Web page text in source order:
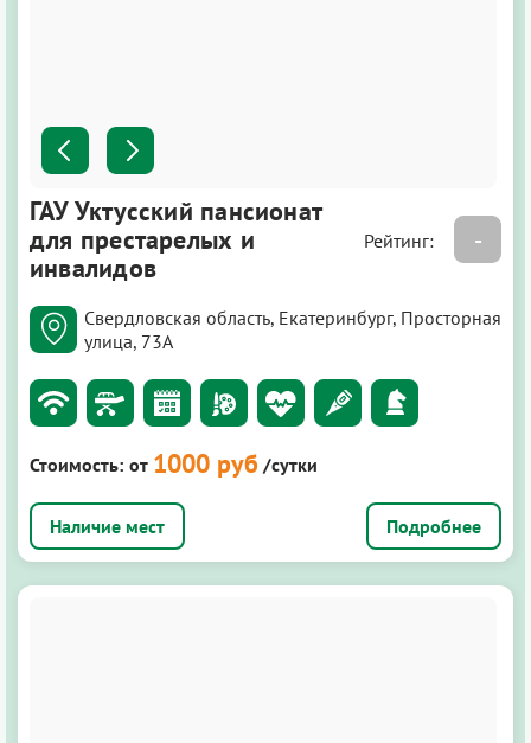
ГАУ Уктусский пансионат
для престарелых и
инвалидов
Рейтинг: -
Свердловская область, Екатеринбург, Просторная
улица, 73А
Стоимость: от 1000 руб /сутки
Подробнее